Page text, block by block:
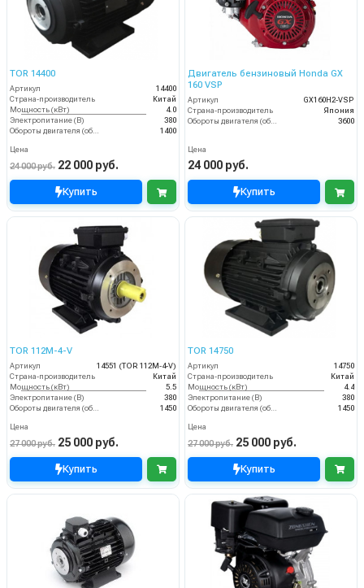
TOR 14400
Артикул
14400
Страна-производитель
Китай
Мощность (кВт)
4.0
Электропитание (В)
380
Обороты двигателя (об/мин)
1400
Цена
24 000 руб. 22 000 руб.
Купить
Двигатель бензиновый Honda GX
160 VSP
Артикул
GX160H2-VSP
Страна-производитель
Япония
Обороты двигателя (об/мин)
3600
Цена
24 000 руб.
Купить
TOR 112M-4-V
Артикул
14551 (TOR 112M-4-V)
Страна-производитель
Китай
Мощность (кВт)
5.5
Электропитание (В)
380
1450
Цена
27 000 руб. 25 000 руб.
Купить
TOR 14750
Артикул
14750
Страна-производитель
Китай
Мощность (кВт)
4.4
Электропитание (В)
380
1450
Цена
27 000 руб. 25 000 руб.
Купить